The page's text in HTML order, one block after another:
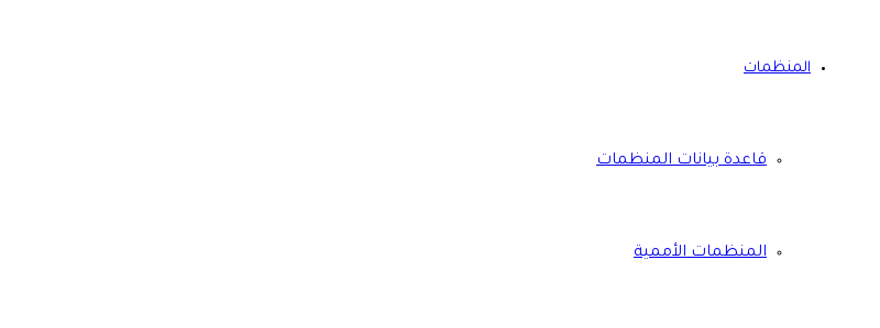
المنظمات
قاعدة بيانات المنظمات
المنظمات الأممية